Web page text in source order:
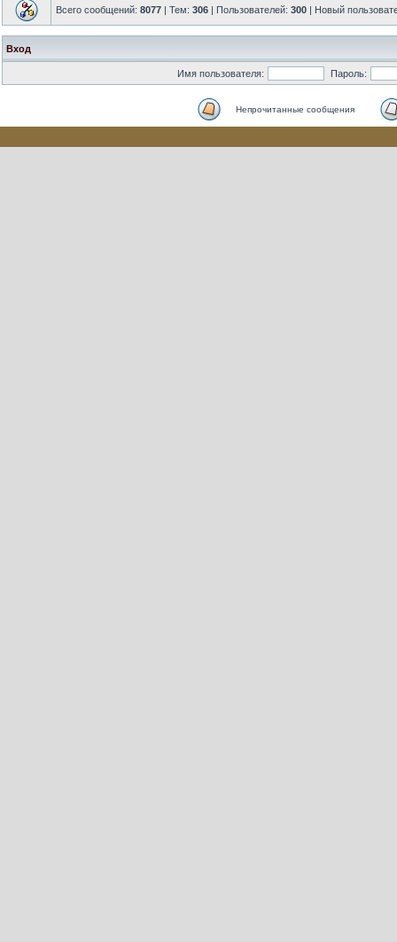
Всего сообщений: 8077 | Тем: 306 | Пользователей: 300 | Новый
Вход
Имя пользователя: Пароль:
Непрочитанные сообщения